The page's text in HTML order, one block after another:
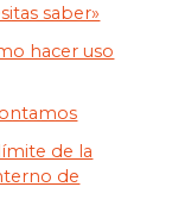
saber»
hacer uso
de la
de